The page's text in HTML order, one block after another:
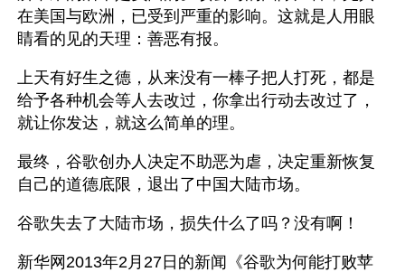
在美国与欧洲，已受到严重的影响。这就是人用眼
睛看的见的天理：善恶有报。
上天有好生之德，从来没有一棒子把人打死，都是
给予各种机会等人去改过，你拿出行动去改过了，
就让你发达，就这么简单的理。
最终，谷歌创办人决定不助恶为虐，决定重新恢复
自己的道德底限，退出了中国大陆市场。
谷歌失去了大陆市场，损失什么了吗？没有啊！
新华网2013年2月27日的新闻《谷歌为何能打败苹